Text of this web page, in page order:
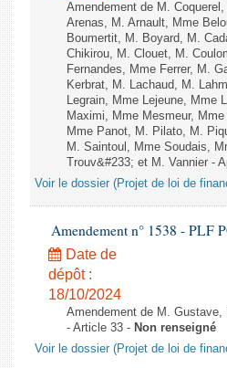
Amendement de M.
Arenas, M. Arnault, Mme
Boumertit, M. Boyard, M.
Chikirou, M. Clouet, M.
Fernandes, Mme Ferrer, M.
Kerbrat, M. Lachaud, M.
Legrain, Mme Lejeune, Mme
Maximi, Mme Mesmeur,
Mme Panot, M. Pilato, M.
M. Saintoul, Mme Soudais,
Trouv&#233; et M. Vannier -
Voir le dossier (Projet de loi de
Amendement n° 1538 - PLF
Date de
dépôt :
18/10/2024
Amendement de M. Gustave,
- Article 33 - Non renseigné
Voir le dossier (Projet de loi de